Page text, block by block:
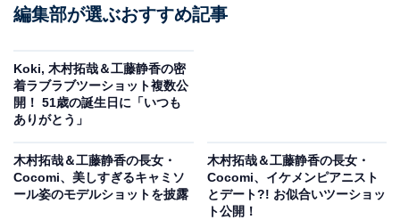
編集部が選ぶおすすめ記事
Koki, 木村拓哉＆工藤静香の密
着ラブラブツーショット複数公
開！ 51歳の誕生日に「いつも
ありがとう」
木村拓哉＆工藤静香の長女・
Cocomi、美しすぎるキャミソ
ール姿のモデルショットを披露
木村拓哉＆工藤静香の長女・
Cocomi、イケメンピアニスト
とデート?! お似合いツーショッ
ト公開！